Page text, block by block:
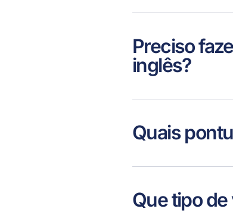
Preciso
inglês?
Quais
Que tipo